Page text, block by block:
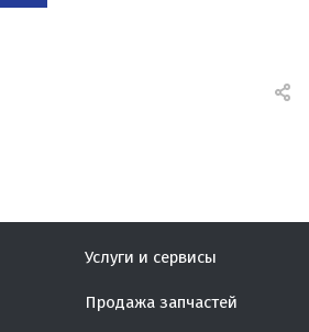
Услуги и сервисы
Продажа запчастей